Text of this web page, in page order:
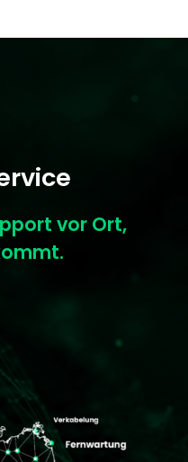
vor Ort,